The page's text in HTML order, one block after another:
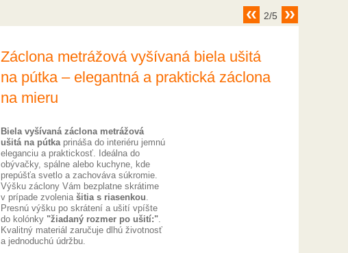
2/5
Záclona metrážová vyšívaná biela ušitá
na pútka – elegantná a praktická záclona
na mieru
Biela vyšívaná záclona metrážová
ušitá na pútkaprináša do interiéru jemnú
eleganciu a praktickosť. Ideálna do
obývačky, spálne alebo kuchyne, kde
prepúšťa svetlo a zachováva súkromie.
Výšku záclony Vám bezplatne skrátime
v prípade zvolenia šitia s riasenkou.
Presnú výšku po skrátení a ušití vpíšte
do kolónky "žiadaný rozmer po ušití:".
Kvalitný materiál zaručuje dlhú životnosť
a jednoduchú údržbu.